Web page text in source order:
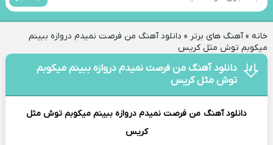
خانه»آهنگ های برتر » دانلود آهنگ من فرصت نمیدم دروازه ببینم
میکوبم توش مثل کریس
دانلود آهنگ من فرصت نمیدم دروازه ببینم میکوبم
توش مثل کریس
دانلود آهنگ من فرصت نمیدم دروازه ببینم میکوبم توش مثل
کریس